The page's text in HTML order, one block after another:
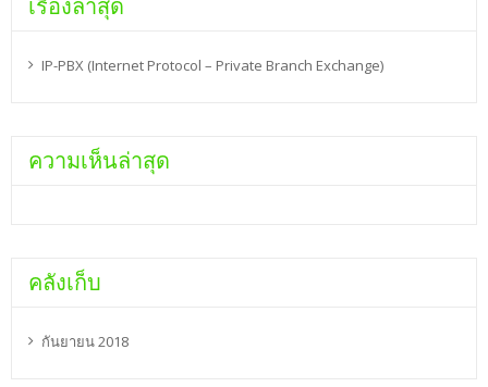
เรื่องล่าสุด
IP-PBX (Internet Protocol – Private Branch Exchange)
ความเห็นล่าสุด
คลังเก็บ
กันยายน 2018